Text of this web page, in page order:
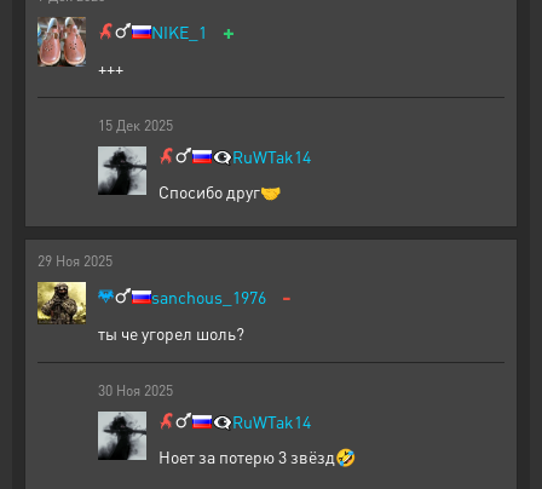
NIKE_1 +
+++
15 Дек 2025
👁️‍🗨️RuWTak14
Спосибо друг🤝
29 Ноя 2025
sanchous_1976 -
ты че угорел шоль?
30 Ноя 2025
👁️‍🗨️RuWTak14
Ноет за потерю 3 звëзд🤣